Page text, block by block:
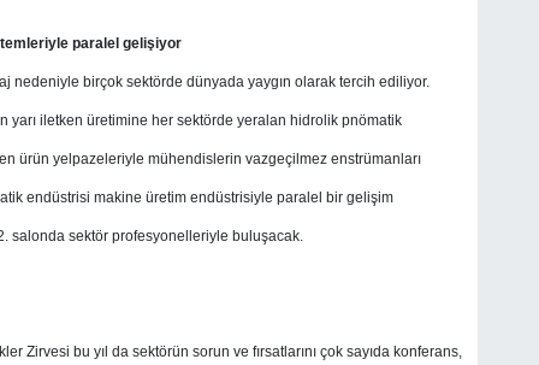
paralel gelişiyor
nedeniyle birçok sektörde dünyada yaygın olarak tercih ediliyor.
yarı iletken üretimine her sektörde yeralan hidrolik pnömatik
ürün yelpazeleriyle mühendislerin vazgeçilmez enstrümanları
endüstrisi makine üretim endüstrisiyle paralel bir gelişim
salonda sektör profesyonelleriyle buluşacak.
Zirvesi bu yıl da sektörün sorun ve fırsatlarını çok sayıda konferans,